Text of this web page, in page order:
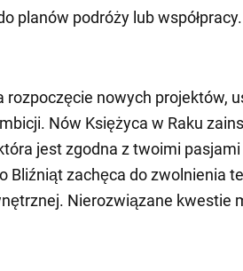
planów podróży lub współpracy.
rozpoczęcie nowych projektów,
Nów Księżyca w Raku
jest zgodna z twoimi
Bliźniąt zachęca do zwolnienia
Nierozwiązane kwestie